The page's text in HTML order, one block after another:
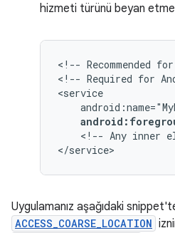
hizmeti türünü beyan
<!-- Recommended for
<!-- Required for
<!-- Any inner
</service>
Uygulamanız aşağıdaki
ACCESS_COARSE_LOCATION